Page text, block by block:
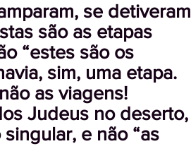
se detiveram
são as etapas
“estes são os
sim, uma etapa.
as viagens!
Judeus no deserto,
e não “as